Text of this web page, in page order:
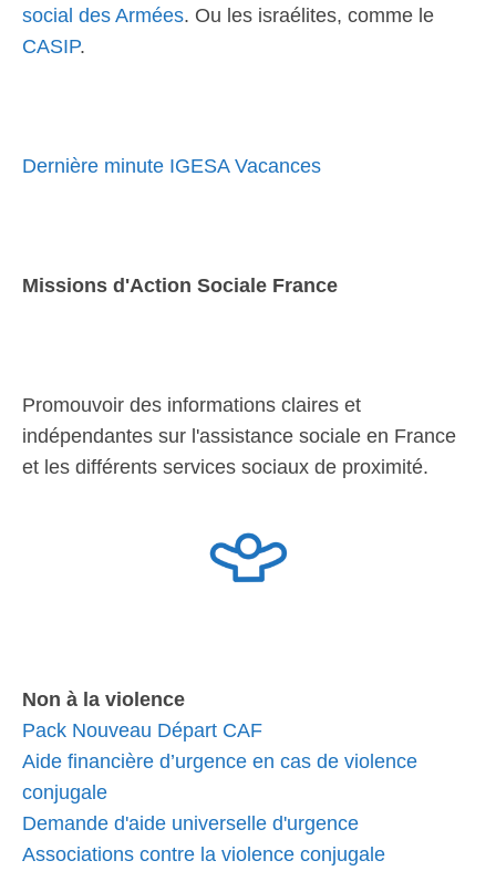
social des Armées. Ou les israélites, comme le
CASIP.
Dernière minute IGESA Vacances
Missions d'Action Sociale France
Promouvoir des informations claires et
indépendantes sur l'assistance sociale en France
et les différents services sociaux de proximité.
Non à la violence
Pack Nouveau Départ CAF
Aide financière d’urgence en cas de violence
conjugale
Demande d'aide universelle d'urgence
Associations contre la violence conjugale